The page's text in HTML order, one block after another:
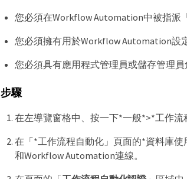
您必須在Workflow Automation中被指派
您必須擁有用於Workflow Automation設
您必須具有應用程式管理員或儲存管理員
步驟
在左導覽窗格中、按一下*一般*>*工作流
在「*工作流程自動化」頁面的*資料庫
和Workflow Automation連線。